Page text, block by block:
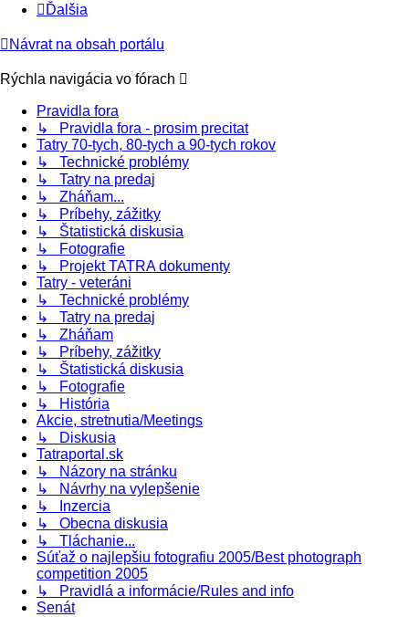
Ďalšia
Návrat na obsah portálu
Rýchla navigácia vo fórach
Pravidla fora
↳ Pravidla fora - prosim precitat
Tatry 70-tych, 80-tych a 90-tych rokov
↳ Technické problémy
↳ Tatry na predaj
↳ Zháňam...
↳ Príbehy, zážitky
↳ Štatistická diskusia
↳ Fotografie
↳ Projekt TATRA dokumenty
Tatry - veteráni
↳ Technické problémy
↳ Tatry na predaj
↳ Zháňam
↳ Príbehy, zážitky
↳ Štatistická diskusia
↳ Fotografie
↳ História
Akcie, stretnutia/Meetings
↳ Diskusia
Tatraportal.sk
↳ Názory na stránku
↳ Návrhy na vylepšenie
↳ Inzercia
↳ Obecna diskusia
↳ Tláchanie...
Súťaž o najlepšiu fotografiu 2005/Best photograph
competition 2005
↳ Pravidlá a informácie/Rules and info
Senát